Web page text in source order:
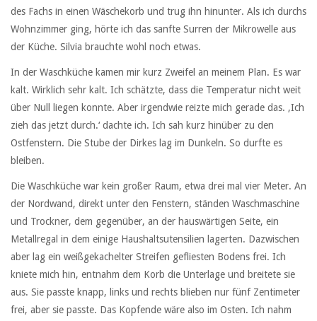
des Fachs in einen Wäschekorb und trug ihn hinunter. Als ich durchs
Wohnzimmer ging, hörte ich das sanfte Surren der Mikrowelle aus
der Küche. Silvia brauchte wohl noch etwas.
In der Waschküche kamen mir kurz Zweifel an meinem Plan. Es war
kalt. Wirklich sehr kalt. Ich schätzte, dass die Temperatur nicht weit
über Null liegen konnte. Aber irgendwie reizte mich gerade das. ‚Ich
zieh das jetzt durch.‘ dachte ich. Ich sah kurz hinüber zu den
Ostfenstern. Die Stube der Dirkes lag im Dunkeln. So durfte es
bleiben.
Die Waschküche war kein großer Raum, etwa drei mal vier Meter. An
der Nordwand, direkt unter den Fenstern, ständen Waschmaschine
und Trockner, dem gegenüber, an der hauswärtigen Seite, ein
Metallregal in dem einige Haushaltsutensilien lagerten. Dazwischen
aber lag ein weißgekachelter Streifen gefliesten Bodens frei. Ich
kniete mich hin, entnahm dem Korb die Unterlage und breitete sie
aus. Sie passte knapp, links und rechts blieben nur fünf Zentimeter
frei, aber sie passte. Das Kopfende wäre also im Osten. Ich nahm